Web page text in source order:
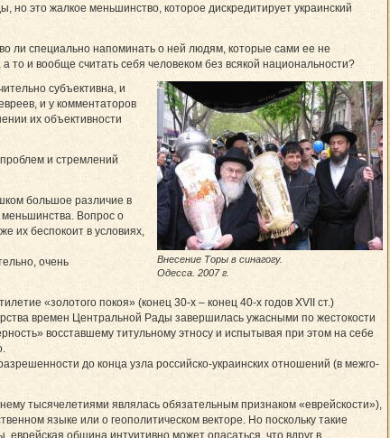
это жалкое меньшинство, которое дискредитирует укра­инский
ли специально напоминать о ней людям, которые сами ее не
то и вообще считать себя человеком без всякой национальности?
Внесение Торы в синагогу.
Одесса. 2007 г.
субъективна, и
и у комментаторов
их объективности
и стремлений
большое различие в
меньшинства. Вопрос о
их беспокоит в условиях,
очень
«золотого покоя» (конец 30-х – конец 40-х годов ХVII ст.)
времен Центральной Рады завершилась ужасными по жестокости
восставшему титульному этносу и испытывая при этом на себе
до конца узла россий­ско-укра­ин­ских отношений (в меж­го­
тысячелетиями являлась обязательным признаком «еврейскости»),
языке или о геополитическом векторе. Но поскольку такие
община интуитивно может опасаться, что вдруг в